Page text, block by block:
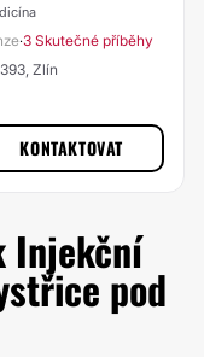
·3 Skutečné příběhy
Zlín
KONTAKTOVAT
Injekční
pod